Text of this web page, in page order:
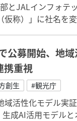
とJALインフォ
称）」に社名を
公募開始、地
携重視
創生 #観光庁
域活性化モデル実
成AI活用モデルと